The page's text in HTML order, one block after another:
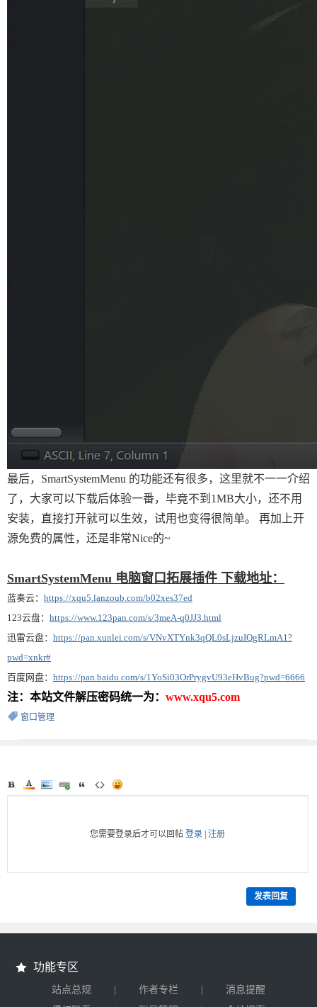
最后，SmartSystemMenu 的功能还有很多，这里就不一一介绍
了，大家可以下载后体验一番，毕竟不到1MB大小，还不用
安装，直接打开就可以生效，试用也变得很简单。 再加上开
源免费的属性，还是非常Nice的~
SmartSystemMenu 电脑窗口拓展插件 下载地址：
蓝奏云： https://xqu5.lanzoub.com/b02xes37ed
123云盘： https://www.123pan.com/s/3meA-q0JJ3.html
迅雷云盘： https://pan.xunlei.com/s/VNvXTYnk3qQL0sLjzuIQgRLmA1?
pwd=xnkr#
百度网盘： https://pan.baidu.com/s/1YoSi03OrPrygvU93eHvBug?pwd=6666
注：本站文件解压密码统一为： www.xqu5.com
窗口管理
您需要登录后才可以回帖登录 |注册
发表回复
功能专区
站点总规 | 作者专栏 |
消息提醒